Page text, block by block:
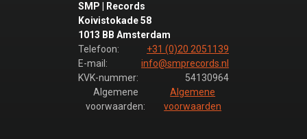
SMP | Records
Koivistokade 58
1013 BB Amsterdam
Telefoon:
+31 (0)20 2051139
E-mail:
info@smprecords.nl
KVK-nummer:
54130964
Algemene
voorwaarden:
Algemene
voorwaarden